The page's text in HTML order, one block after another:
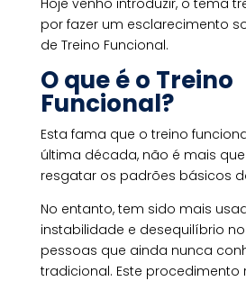
por fazer um esclarecimento
de Treino Funcional.
O que é o Treino
Funcional?
Esta fama que o treino
última década, não é mais
resgatar os padrões básicos
No entanto, tem sido mais
instabilidade e desequilíbrio
pessoas que ainda nunca
tradicional. Este procedimento